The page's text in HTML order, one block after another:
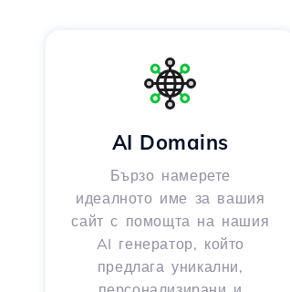
AI Domains
Бързо намерете
идеалното име за вашия
сайт с помощта на нашия
AI генератор, който
предлага уникални,